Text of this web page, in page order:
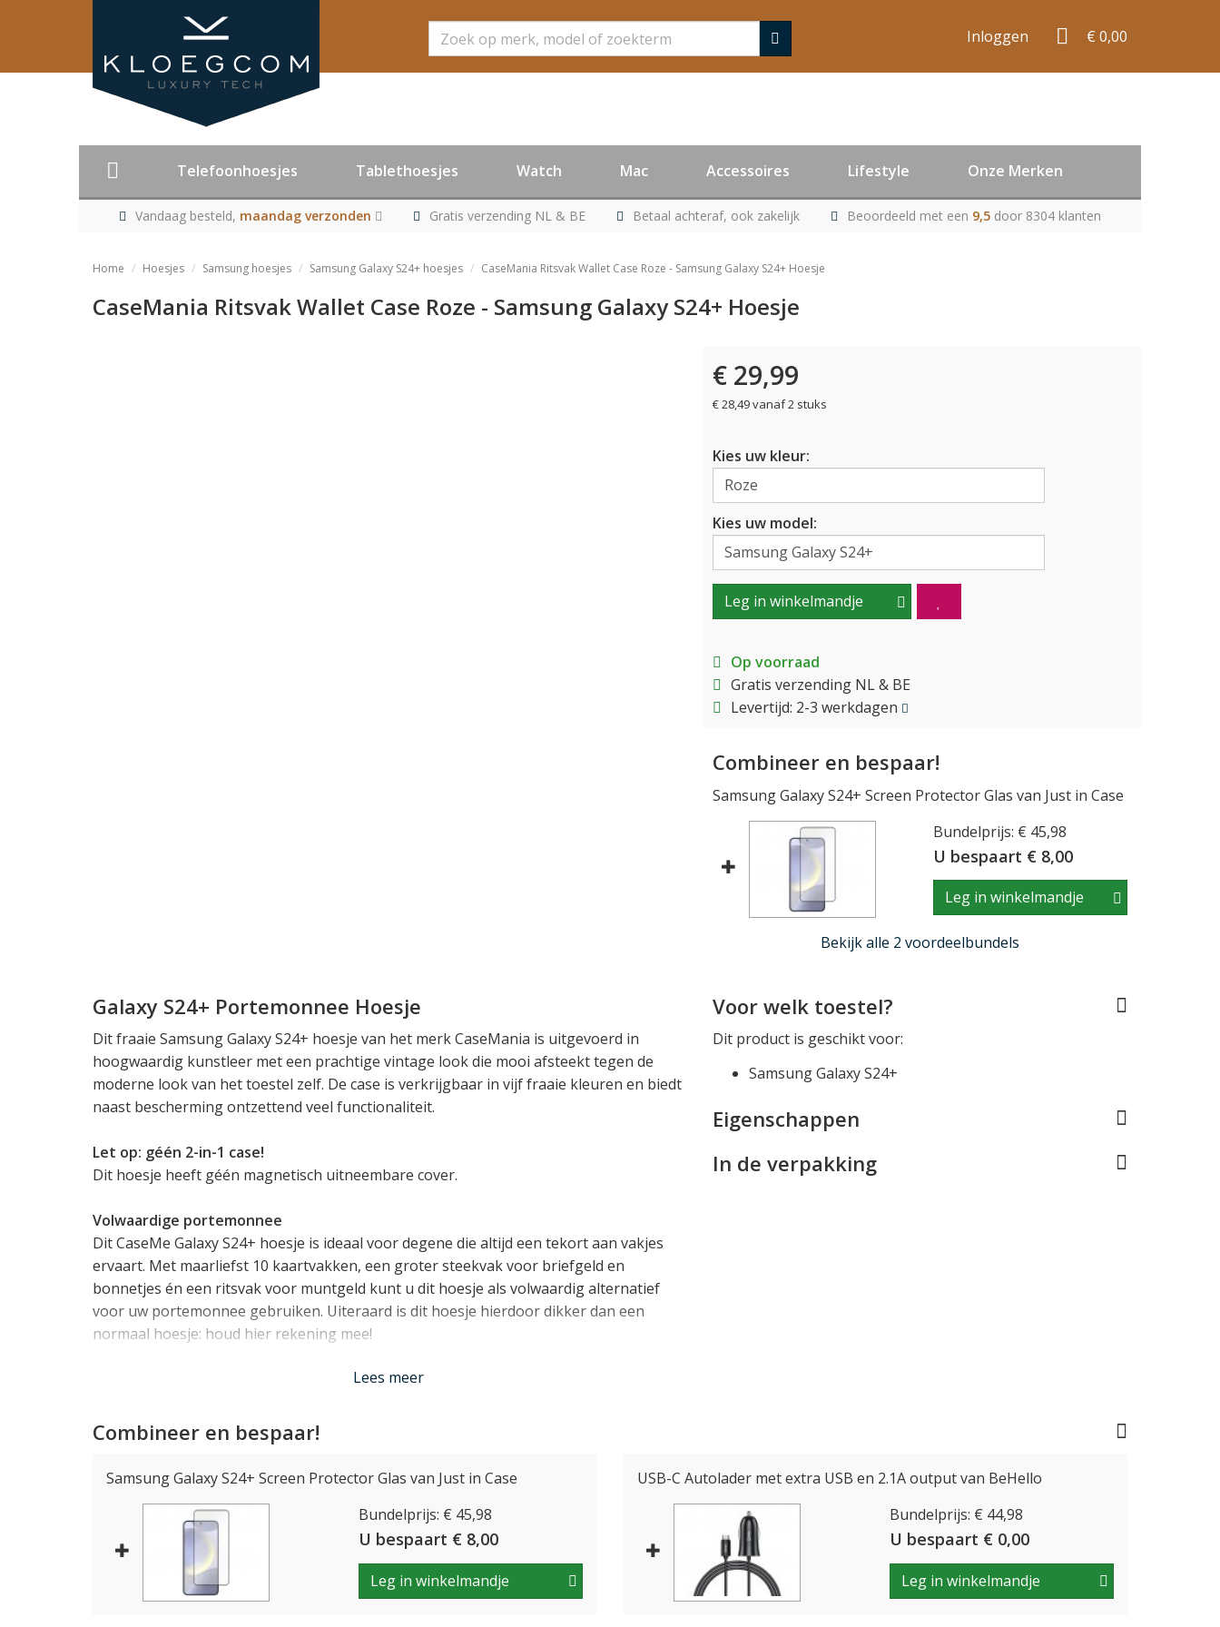
Zoeken Inloggen € 0,00
Telefoonhoesjes Tablethoesjes Watch Mac Accessoires Lifestyle Onze Merken
Vandaag besteld, maandag verzonden Gratis verzending NL & BE Betaal achteraf, ook zakelijk Beoordeeld met een 9,5 door 8304 klanten
Home Hoesjes Samsung hoesjes Samsung Galaxy S24+ hoesjes CaseMania Ritsvak Wallet Case Roze - Samsung Galaxy S24+ Hoesje
CaseMania Ritsvak Wallet Case Roze - Samsung Galaxy S24+ Hoesje
€ 29,99
€ 28,49 vanaf 2 stuks
Kies uw kleur:
Kies uw model:
Leg in winkelmandje
Op voorraad
Gratis verzending NL & BE
Levertijd: 2-3 werkdagen
Combineer en bespaar!
Samsung Galaxy S24+ Screen Protector Glas van Just in Case
Bundelprijs: € 45,98
U bespaart € 8,00
Leg in winkelmandje
Bekijk alle 2 voordeelbundels
Galaxy S24+ Portemonnee Hoesje
Dit fraaie Samsung Galaxy S24+ hoesje van het merk CaseMania is uitgevoerd in
hoogwaardig kunstleer met een prachtige vintage look die mooi afsteekt tegen de
moderne look van het toestel zelf. De case is verkrijgbaar in vijf fraaie kleuren en biedt
naast bescherming ontzettend veel functionaliteit.
Let op: géén 2-in-1 case!
Dit hoesje heeft géén magnetisch uitneembare cover.
Volwaardige portemonnee
Dit CaseMe Galaxy S24+ hoesje is ideaal voor degene die altijd een tekort aan vakjes
ervaart. Met maarliefst 10 kaartvakken, een groter steekvak voor briefgeld en
bonnetjes én een ritsvak voor muntgeld kunt u dit hoesje als volwaardig alternatief
voor uw portemonnee gebruiken. Uiteraard is dit hoesje hierdoor dikker dan een
normaal hoesje: houd hier rekening mee!
doorgronden. In principe opent het hoesje als een normale bookcase, met links 3
vakjes voor passen en rechts uw toestel. Het "klepje" van de case kan vervolgens
afzonderlijk geopend worden, waarmee u toegang krijgt tot nog 7 vakjes voor passen.
Helemaal voorop de case zit een ritsvak met een metalen ritssluiting.
Precies op maat gemaakt
De houder voor uw Samsung Galaxy S24+ in het hoesje is perfect op maat gemaakt
voor dit toestel en houdt dan ook rekening met alle functies van het toestel. Alle
knopjes, aansluitingen en de camera's blijven te gebruiken, en ook voor de S-Pen is
Lees meer
Voor welk toestel?
Dit product is geschikt voor:
Samsung Galaxy S24+
Eigenschappen
In de verpakking
Combineer en bespaar!
Samsung Galaxy S24+ Screen Protector Glas van Just in Case
Bundelprijs: € 45,98
U bespaart € 8,00
Leg in winkelmandje
USB-C Autolader met extra USB en 2.1A output van BeHello
Bundelprijs: € 44,98
U bespaart € 0,00
Leg in winkelmandje